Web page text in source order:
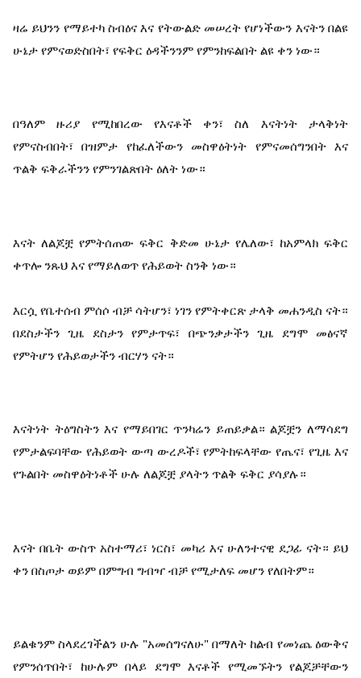
ዛሬ ይህንን የማይተካ ስብዕና እና የትውልድ መሠረት የሆነችውን እናትን በልዩ
ሁኔታ የምናወድስበት፣ የፍቅር ዕዳችንንም የምንከፍልበት ልዩ ቀን ነው።
በዓለም ዙሪያ የሚከበረው የእናቶች ቀን፣ ስለ እናትነት ታላቅነት
የምናስብበት፣ በዝምታ የከፈለችውን መስዋዕትነት የምናመሰግንበት እና
ጥልቅ ፍቅራችንን የምንገልጽበት ዕለት ነው።
እናት ለልጆቿ የምትሰጠው ፍቅር ቅድመ ሁኔታ የሌለው፣ ከአምላክ ፍቅር
ቀጥሎ ንጹህ እና የማይለወጥ የሕይወት ስንቅ ነው።
እርሷ የቤተሰብ ምሰሶ ብቻ ሳትሆን፣ ነገን የምትቀርጽ ታላቅ መሐንዲስ ናት።
በደስታችን ጊዜ ደስታን የምታጥፍ፣ በጭንቃታችን ጊዜ ደግሞ መፅናኛ
የምትሆን የሕይወታችን ብርሃን ናት።
እናትነት ትዕግስትን እና የማይበገር ጥንካሬን ይጠይቃል። ልጆቿን ለማሳደግ
የምታልፍባቸው የሕይወት ውጣ ውረዶች፣ የምትከፍላቸው የጤና፣ የጊዜ እና
የጉልበት መስዋዕትነቶች ሁሉ ለልጆቿ ያላትን ጥልቅ ፍቅር ያሳያሉ።
እናት በቤት ውስጥ አስተማሪ፣ ነርስ፣ መካሪ እና ሁለንተናዊ ደጋፊ ናት። ይህ
ቀን በስጦታ ወይም በምግብ ግብዣ ብቻ የሚታለፍ መሆን የለበትም።
ይልቁንም ስላደረገችልን ሁሉ "አመሰግናለሁ" በማለት ከልብ የመነጨ ዕውቅና
የምንሰጥበት፣ ከሁሉም በላይ ደግሞ እናቶች የሚመኙትን የልጆቻቸውን